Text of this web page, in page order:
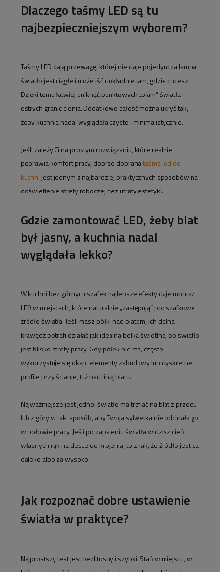
Dlaczego taśmy LED są tu
najbezpieczniejszym wyborem?
Taśmy LED dają przewagę, której nie daje pojedyncza lampa:
światło jest ciągłe i może iść dokładnie tam, gdzie chcesz.
Dzięki temu łatwiej uniknąć punktowych „plam” światła i
ostrych granic cienia. Dodatkowo całość można ukryć tak,
żeby kuchnia nadal wyglądała czysto i minimalistycznie.
Jeśli zależy Ci na prostym rozwiązaniu, które realnie
poprawia komfort pracy, dobrze dobranataśma led do
kuchni jest jednym z najbardziej praktycznych sposobów na
doświetlenie strefy roboczej bez utraty estetyki.
Gdzie zamontować LED, żeby blat
był jasny, a kuchnia nadal
wyglądała lekko?
W kuchni bez górnych szafek najlepsze efekty daje montaż
LED w miejscach, które naturalnie „zastępują” podszafkowe
źródło światła. Jeśli masz półki nad blatem, ich dolna
krawędź potrafi działać jak idealna belka świetlna, bo światło
jest blisko strefy pracy. Gdy półek nie ma, często
wykorzystuje się okap, elementy zabudowy lub dyskretne
profile przy ścianie, tuż nad linią blatu.
Najważniejsze jest jedno: światło ma trafiać na blat z przodu
lub z góry w taki sposób, aby Twoja sylwetka nie odcinała go
w połowie pracy. Jeśli po zapaleniu światła widzisz cień
własnych rąk na desce do krojenia, to znak, że źródło jest za
daleko albo za wysoko.
Jak rozpoznać dobre ustawienie
światła w praktyce?
Najprostszy test jest bezlitosny i szybki. Stań w miejscu, w